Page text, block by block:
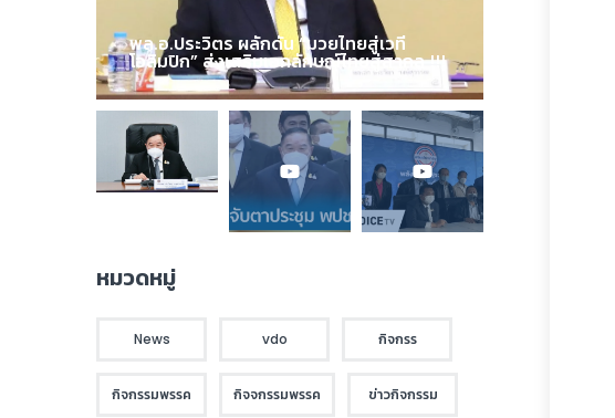
พล.อ.ประวิตร ผลักดัน “มวยไทยสู่เวที
โอลิมปิก” ส่งเสริมเอกลักษณ์ไทยสู่สากล !!!
หมวดหมู่
News vdo กิจกรร
กิจกรรมพรรค กิจจกรรมพรรค ข่าวกิจกรรม